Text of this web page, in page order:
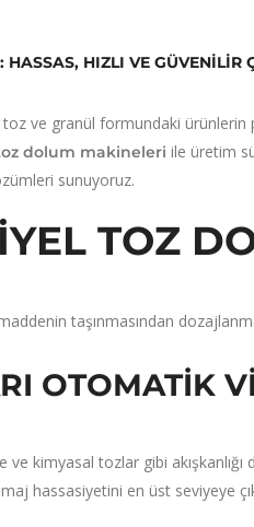
HIZLI VE GÜVENILIR
toz ve granül formundaki
dolum makineleri ile üretim
sunuyoruz.
TOZ
taşınmasından
OTOMATIK
kimyasal tozlar gibi akışkanlığı
hassasiyetini en üst seviyeye